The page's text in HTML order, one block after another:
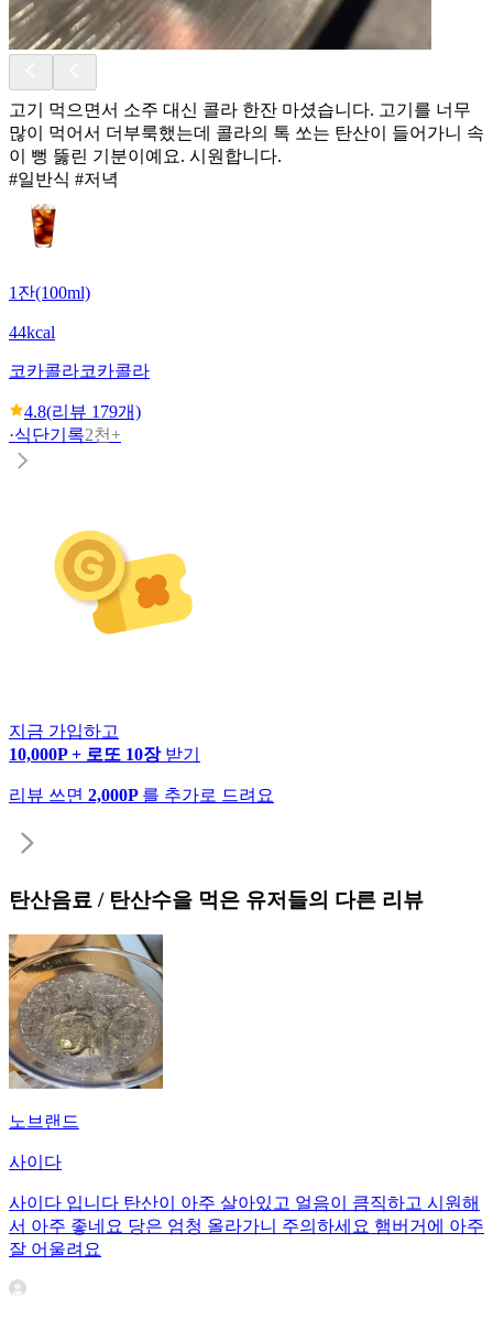
고기 먹으면서 소주 대신 콜라 한잔 마셨습니다. 고기를 너무
많이 먹어서 더부룩했는데 콜라의 톡 쏘는 탄산이 들어가니 속
이 뻥 뚫린 기분이예요. 시원합니다.
#일반식 #저녁
1잔(100ml)
44kcal
코카콜라코카콜라
4.8(리뷰 179개)
·식단기록2천+
지금 가입하고
10,000P + 로또 10장 받기
리뷰 쓰면 2,000P 를 추가로 드려요
탄산음료 / 탄산수을 먹은 유저들의 다른 리뷰
노브랜드
사이다
사이다 입니다 탄산이 아주 살아있고 얼음이 큼직하고 시원해
서 아주 좋네요 당은 엄청 올라가니 주의하세요 햄버거에 아주
잘 어울려요